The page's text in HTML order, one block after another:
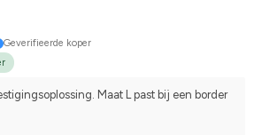
Geverifieerde koper
Maat L past bij een border